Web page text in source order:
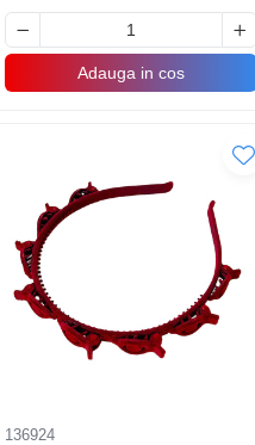
Adauga in cos
136924